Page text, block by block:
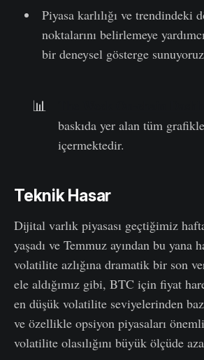
Piyasa karlılığı ve trendindeki
noktalarını belirlemeye
bir deneysel gösterge
📊
baskıda yer alan tüm
içermektedir.
Teknik Hasar
Dijital varlık piyasası geçtiğimiz
yaşadı ve Temmuz ayından bu yana
volatilite azlığına dramatik bir son
ele aldığımız gibi, BTC için fiyat
en düşük volatilite seviyelerinden
ve özellikle opsiyon piyasaları
volatilite olasılığını büyük ölçüde